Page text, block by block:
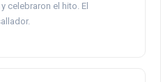
celebraron el hito. El